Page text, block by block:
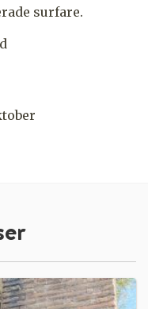
surfare.